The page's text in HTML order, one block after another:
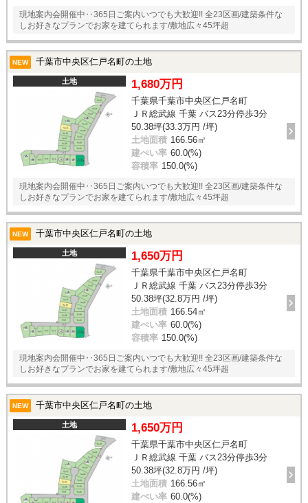
現地案内会開催中‥365日ご案内いつでも大歓迎!! 全23区画/建築条件な
しお好きなプランでお家を建てられます/敷地広々45坪超
NEW 千葉市中央区仁戸名町の土地
土地 1,680万円
千葉県千葉市中央区仁戸名町
ＪＲ総武線 千葉 バス23分停歩3分
50.38坪(33.3万円 /坪)
土地面積 166.56㎡
建ぺい率 60.0(%)
容積率 150.0(%)
現地案内会開催中‥365日ご案内いつでも大歓迎!! 全23区画/建築条件な
しお好きなプランでお家を建てられます/敷地広々45坪超
NEW 千葉市中央区仁戸名町の土地
土地 1,650万円
千葉県千葉市中央区仁戸名町
ＪＲ総武線 千葉 バス23分停歩3分
50.38坪(32.8万円 /坪)
土地面積 166.54㎡
建ぺい率 60.0(%)
容積率 150.0(%)
現地案内会開催中‥365日ご案内いつでも大歓迎!! 全23区画/建築条件な
しお好きなプランでお家を建てられます/敷地広々45坪超
NEW 千葉市中央区仁戸名町の土地
土地 1,650万円
千葉県千葉市中央区仁戸名町
ＪＲ総武線 千葉 バス23分停歩3分
50.38坪(32.8万円 /坪)
土地面積 166.56㎡
建ぺい率 60.0(%)